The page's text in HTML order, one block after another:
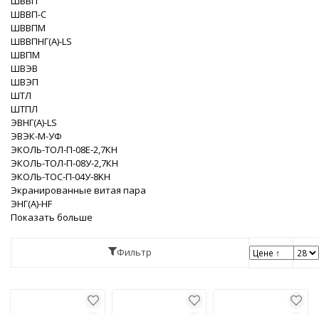
ШВВП-С
ШВВПМ
ШВВПНГ(A)-LS
ШВПМ
ШВЭВ
ШВЭП
ШТЛ
ШТПЛ
ЭВНГ(A)-LS
ЭВЭК-М-УФ
ЭКОЛЬ-ТОЛ-П-08Е-2,7КН
ЭКОЛЬ-ТОЛ-П-08У-2,7КН
ЭКОЛЬ-ТОС-П-04У-8KH
Экранированные витая пара
ЭНГ(A)-HF
Показать больше
Фильтр